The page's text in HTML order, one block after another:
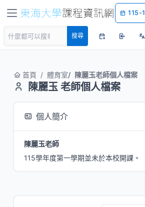
115-1
搜尋
首頁 體育室 陳麗玉老師個人檔案
陳麗玉 老師個人檔案
個人簡介
陳麗玉老師
115學年度第一學期並未於本校開課。